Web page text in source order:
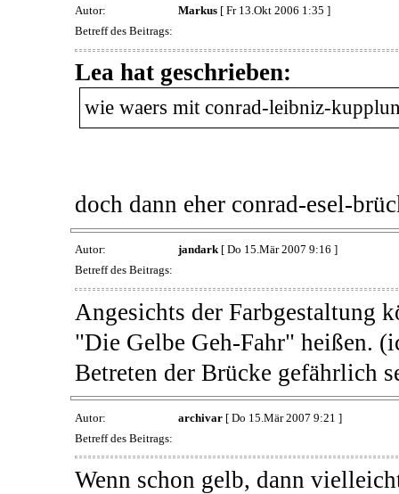
Autor: Markus[ Fr 13.Okt 2006 1:35 ]
Betreff des Beitrags:
Lea hat geschrieben:
wie waers mit conrad-leibniz-
doch dann eher conrad-esel-
Autor: jandark[ Do 15.Mär 2007 9:16 ]
Betreff des Beitrags:
Angesichts der Farbgestaltung
"Die Gelbe Geh-Fahr" heißen.
Betreten der Brücke gefährlich
Autor: archivar[ Do 15.Mär 2007 9:21 ]
Betreff des Beitrags:
Wenn schon gelb, dann